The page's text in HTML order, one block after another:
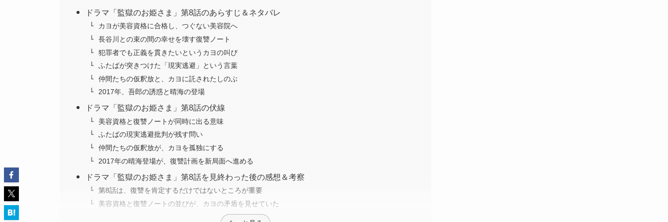
ドラマ「監獄のお姫さま」第8話のあらすじ＆ネタバレ
カヨが美容資格に合格し、つぐない美容院へ
長谷川との束の間の幸せを壊す復讐ノート
犯罪者でも正義を貫きたいというカヨの叫び
ふたばが突きつけた「現実逃避」という言葉
仲間たちの仮釈放と、カヨに託されたしのぶ
2017年、吾郎の誘惑と晴海の登場
ドラマ「監獄のお姫さま」第8話の伏線
美容資格と復讐ノートが同時に出る意味
ふたばの現実逃避批判が残す問い
仲間たちの仮釈放が、カヨを孤独にする
2017年の晴海登場が、復讐計画を新局面へ進める
ドラマ「監獄のお姫さま」第8話を見終わった後の感想＆考察
第8話は、復讐を肯定するだけではないところが重要
美容資格と復讐ノートの並びが、カヨの矛盾を見せていた